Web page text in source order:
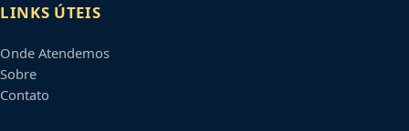
LINKS ÚTEIS
Onde Atendemos
Sobre
Contato